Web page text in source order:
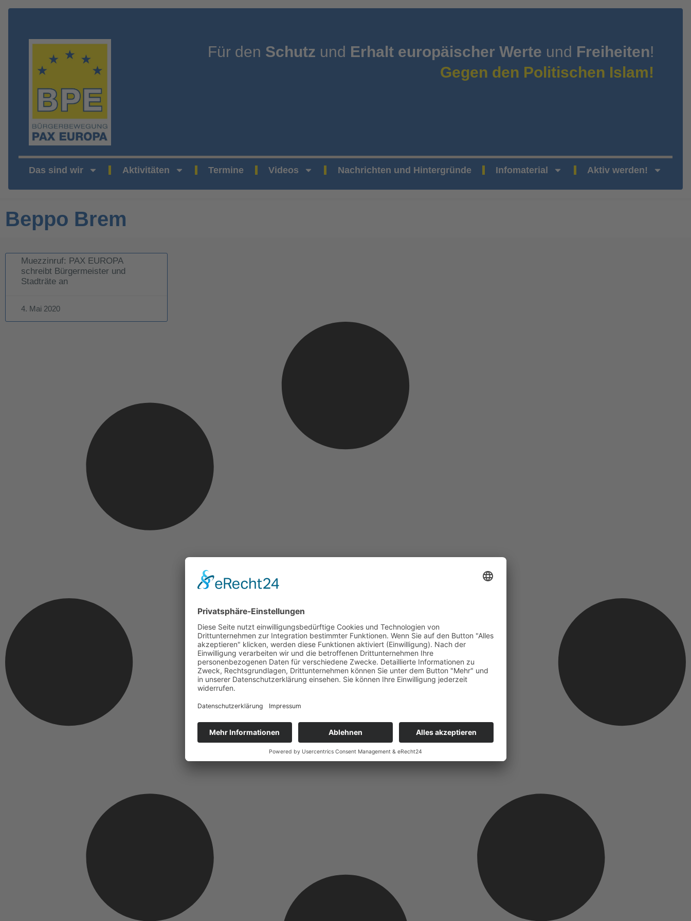
Für den Schutz und Erhalt europäischer Werte und Freiheiten!
Gegen den Politischen Islam!
Das sind wir Aktivitäten Termine Videos Nachrichten und Hintergründe Infomaterial Aktiv werden!
Beppo Brem
Muezzinruf: PAX EUROPA
schreibt Bürgermeister und
Stadträte an
4. Mai 2020